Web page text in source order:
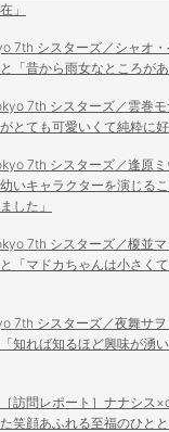
」
7th シスターズ／シャオ
「昔から雨女なところが
7th シスターズ／雲巻
とても可愛いくて純粋に
7th シスターズ／逢原
いキャラクターを演じる
した」
7th シスターズ／榎並
「マドカちゃんは小さく
7th シスターズ／夜舞サ
知れば知るほど興味が湧
訪問レポート］ナナシス
笑顔あふれる至福のひと